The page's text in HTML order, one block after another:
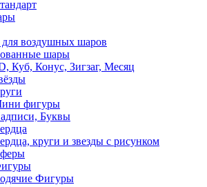
воздушных шаров
шары
Куб, Конус, Зигзаг, Месяц
фигуры
Буквы
круги и звезды с рисунком
Фигуры